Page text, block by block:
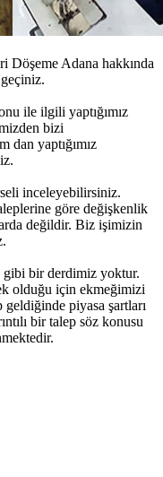
Döşeme Adana hakkında
ile ilgili yaptığımız
bizi
dan yaptığımız
inceleyebilirsiniz.
göre değişkenlik
değildir. Biz işimizin
gibi bir derdimiz yoktur.
olduğu için ekmeğimizi
piyasa şartları
bir talep söz konusu